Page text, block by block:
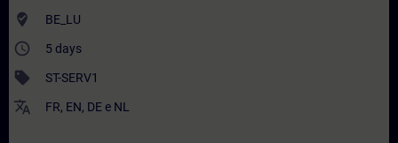
where_to_vote BE_LU
access_time 5 days
sell ST-SERV1
translate FR, EN, DE e NL